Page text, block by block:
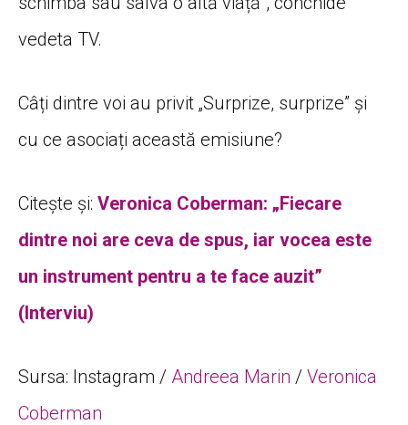
vedeta TV.
Câți dintre voi au privit „Surprize, surprize” și
cu ce asociați această emisiune?
Citește și: Veronica Coberman: „Fiecare
dintre noi are ceva de spus, iar vocea este
un instrument pentru a te face auzit”
(Interviu)
Sursa: Instagram / Andreea Marin / Veronica
Coberman